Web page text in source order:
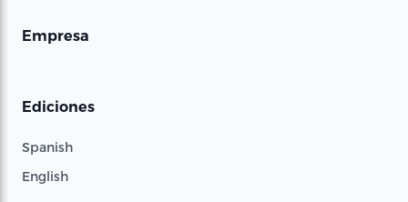
Empresa
Ediciones
Spanish
English